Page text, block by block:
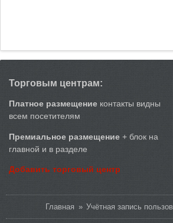
Торговым центрам:
Платное размещение контакты видны
всем посетителям
Премиальное размещение + блок на
главной и в разделе
Добавить торговый центр
Главная » Учётная запись